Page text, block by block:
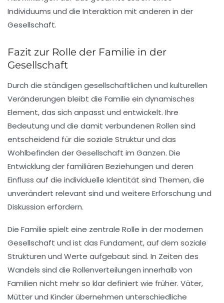
Individuums und die Interaktion mit anderen in der
Gesellschaft.
Fazit zur Rolle der Familie in der
Gesellschaft
Durch die ständigen gesellschaftlichen und kulturellen
Veränderungen bleibt die Familie ein dynamisches
Element, das sich anpasst und entwickelt. Ihre
Bedeutung und die damit verbundenen Rollen sind
entscheidend für die soziale Struktur und das
Wohlbefinden der Gesellschaft im Ganzen. Die
Entwicklung der familiären Beziehungen und deren
Einfluss auf die individuelle Identität sind Themen, die
unverändert relevant sind und weitere Erforschung und
Diskussion erfordern.
Die Familie spielt eine zentrale Rolle in der modernen
Gesellschaft und ist das Fundament, auf dem soziale
Strukturen und Werte aufgebaut sind. In Zeiten des
Wandels sind die Rollenverteilungen innerhalb von
Familien nicht mehr so klar definiert wie früher. Väter,
Mütter und Kinder übernehmen unterschiedliche